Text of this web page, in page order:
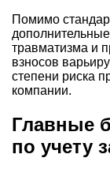
Помимо
травматизма и
взносов
степени риска
компании.
Главные
по учету